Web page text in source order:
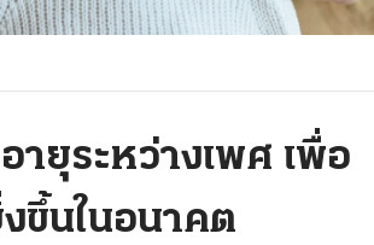
ายุระหว่างเพศ เพื่อ
ขึ้นในอนาคต